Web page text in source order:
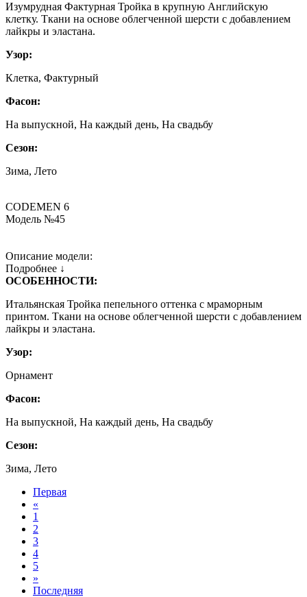
Изумрудная Фактурная Тройка в крупную Английскую
клетку. Ткани на основе облегченной шерсти с добавлением
лайкры и эластана.
Узор:
Клетка, Фактурный
Фасон:
На выпускной, На каждый день, На свадьбу
Сезон:
Зима, Лето
CODEMEN 6
Модель №45
Описание модели:
Подробнее ↓
ОСОБЕННОСТИ:
Итальянская Тройка пепельного оттенка с мраморным
принтом. Ткани на основе облегченной шерсти с добавлением
лайкры и эластана.
Узор:
Орнамент
Фасон:
На выпускной, На каждый день, На свадьбу
Сезон:
Зима, Лето
Первая
«
1
2
3
4
5
»
Последняя